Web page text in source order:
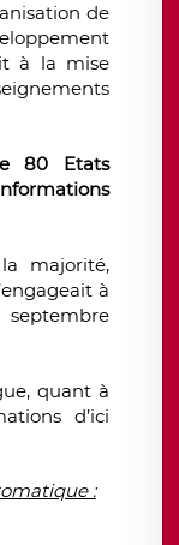
de
à la mise
80 Etats
majorité,
à
septembre
quant à
d’ici
: